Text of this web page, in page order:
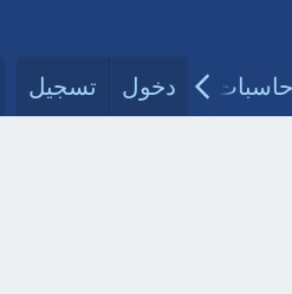
حاسبات طبية مقالات الأطباءدخول تسجيل